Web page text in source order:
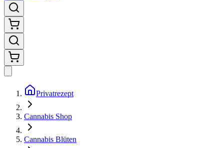
Privatrezept
Cannabis Shop
Cannabis Blüten